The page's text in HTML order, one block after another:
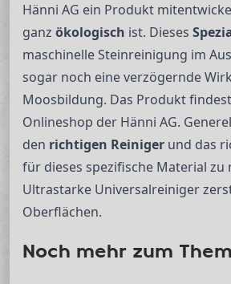
Hänni AG ein Produkt
ganz ökologisch ist. Dieses
maschinelle Steinreinigung im
sogar noch eine verzögernde
Moosbildung. Das Produkt
Onlineshop der Hänni AG.
den richtigen Reiniger und das
für dieses spezifische Material zu
Ultrastarke Universalreiniger
Oberflächen.
Noch mehr zum